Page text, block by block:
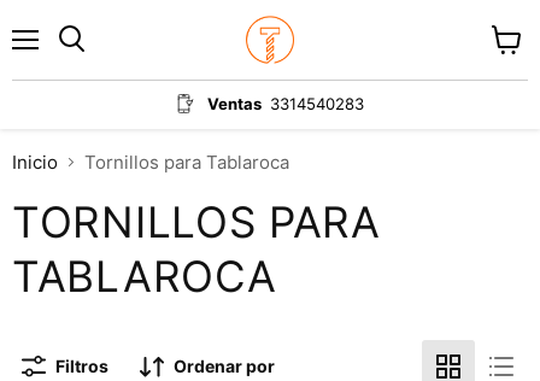
Ventas 3314540283
carrito
Inicio Tornillos para Tablaroca
TORNILLOS PARA
TABLAROCA
Filtros Ordenar por